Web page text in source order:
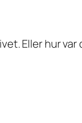
Eller hur var